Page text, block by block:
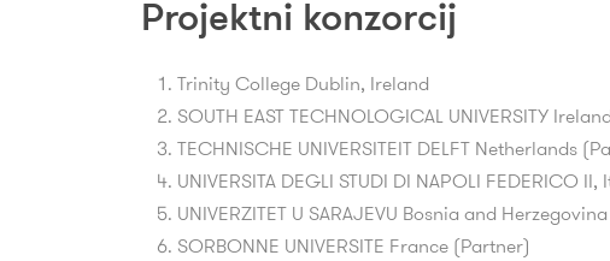
Projektni konzorcij
Trinity College Dublin, Ireland
SOUTH EAST TECHNOLOGICAL UNIVERSITY
TECHNISCHE UNIVERSITEIT DELFT Netherlands
UNIVERSITA DEGLI STUDI DI NAPOLI FEDERICO
UNIVERZITET U SARAJEVU Bosnia and
SORBONNE UNIVERSITE France (Partner)